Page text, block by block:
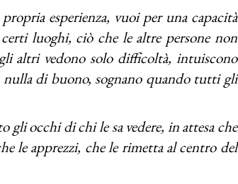
esperienza, vuoi per una capacità
luoghi, ciò che le altre persone non
altri vedono solo difficoltà, intuiscono
nulla di buono, sognano quando tutti gli
gli occhi di chi le sa vedere, in attesa che
le apprezzi, che le rimetta al centro del